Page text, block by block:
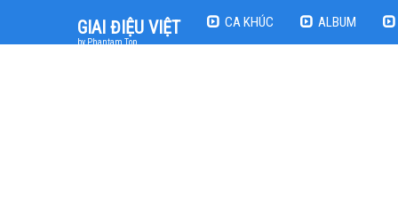
GIAI ĐIỆU VIỆT
by Phantam Top
CA KHÚC ALBUM